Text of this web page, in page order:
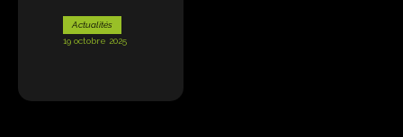
Actualités
19 octobre 2025